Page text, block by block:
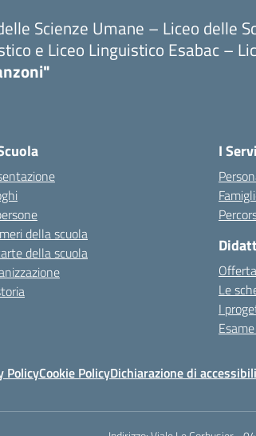
Scienze Umane – Liceo delle
e Liceo Linguistico Esabac –
della scuola
della scuola
I
Le
I
PolicyCookie PolicyDichiarazione di